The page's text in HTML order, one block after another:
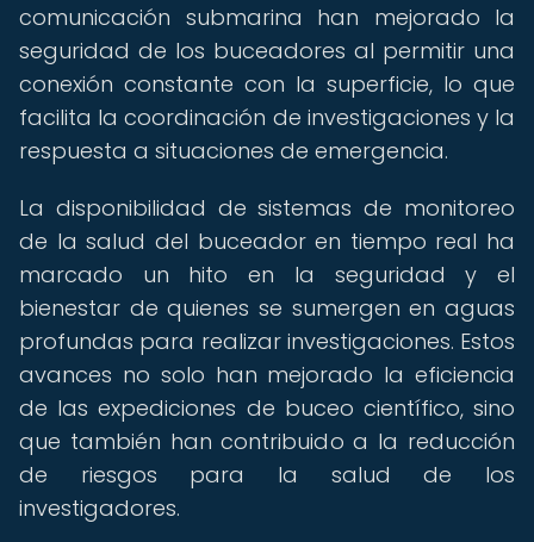
comunicación submarina han mejorado la
seguridad de los buceadores al permitir una
conexión constante con la superficie, lo que
facilita la coordinación de investigaciones y la
respuesta a situaciones de emergencia.
La disponibilidad de sistemas de monitoreo
de la salud del buceador en tiempo real ha
marcado un hito en la seguridad y el
bienestar de quienes se sumergen en aguas
profundas para realizar investigaciones. Estos
avances no solo han mejorado la eficiencia
de las expediciones de buceo científico, sino
que también han contribuido a la reducción
de riesgos para la salud de los
investigadores.